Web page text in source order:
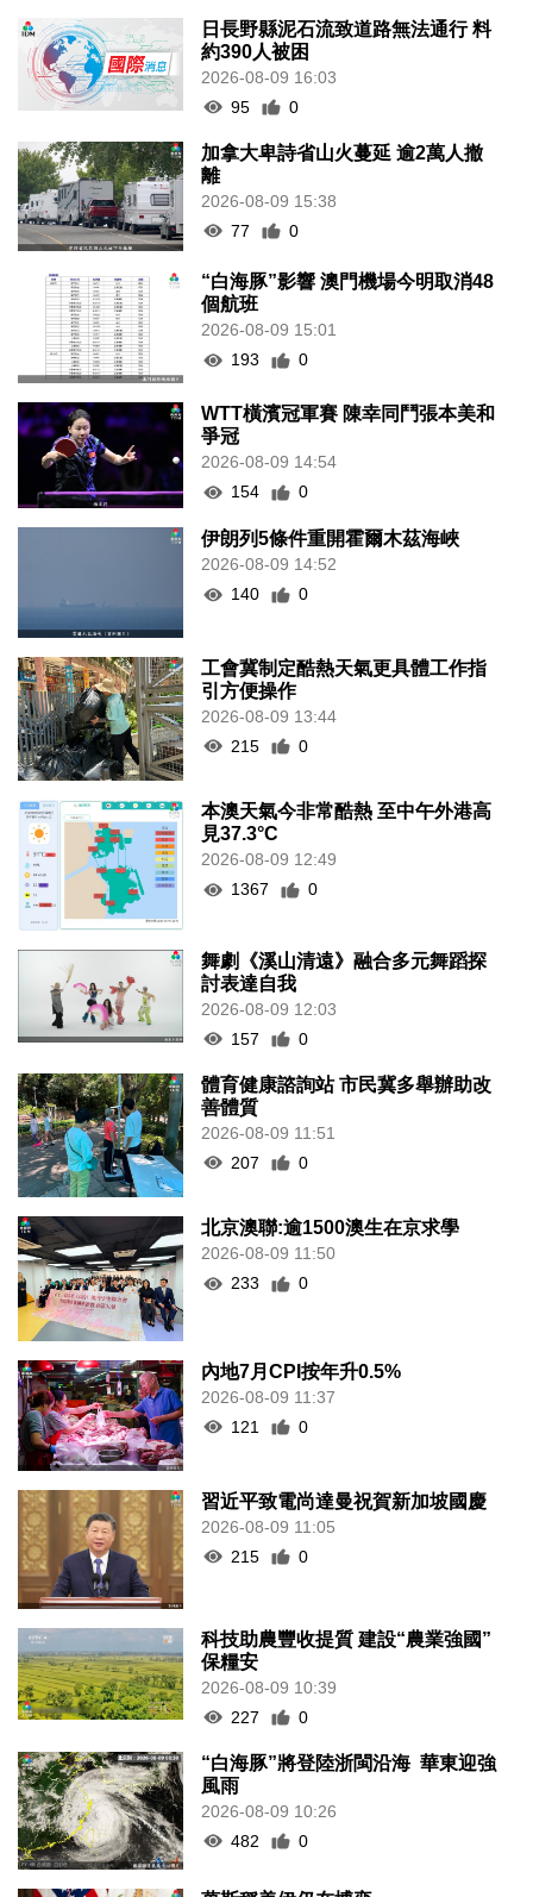
日長野縣泥石流致道路無法通行 料
約390人被困
2026-08-09 16:03
95
0
加拿大卑詩省山火蔓延 逾2萬人撤
離
2026-08-09 15:38
77
0
“白海豚”影響 澳門機場今明取消48
個航班
2026-08-09 15:01
193
0
WTT橫濱冠軍賽 陳幸同鬥張本美和
爭冠
2026-08-09 14:54
154
0
伊朗列5條件重開霍爾木茲海峽
2026-08-09 14:52
140
0
工會冀制定酷熱天氣更具體工作指
引方便操作
2026-08-09 13:44
215
0
本澳天氣今非常酷熱 至中午外港高
見37.3°C
2026-08-09 12:49
1367
0
舞劇《溪山清遠》融合多元舞蹈探
討表達自我
2026-08-09 12:03
157
0
體育健康諮詢站 市民冀多舉辦助改
善體質
2026-08-09 11:51
207
0
北京澳聯:逾1500澳生在京求學
2026-08-09 11:50
233
0
內地7月CPI按年升0.5%
2026-08-09 11:37
121
0
習近平致電尚達曼祝賀新加坡國慶
2026-08-09 11:05
215
0
科技助農豐收提質 建設“農業強國”
保糧安
2026-08-09 10:39
227
0
“白海豚”將登陸浙閩沿海 華東迎強
風雨
2026-08-09 10:26
482
0